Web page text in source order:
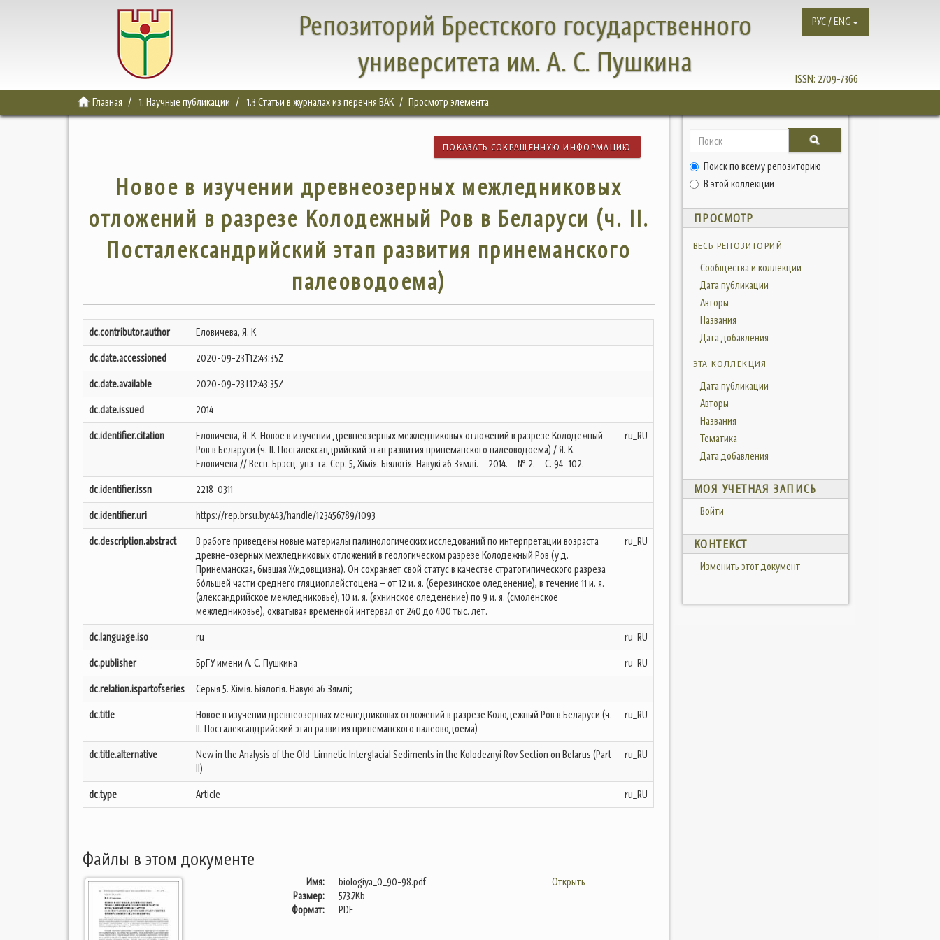
Репозиторий Брестского государственного
университета им. А. С. Пушкина
ISSN: 2709-7366
РУС / ENG
Главная 1. Научные публикации 1.3 Статьи в журналах из перечня ВАК Просмотр элемента
ПОКАЗАТЬ СОКРАЩЕННУЮ ИНФОРМАЦИЮ
Новое в изучении древнеозерных межледниковых
отложений в разрезе Колодежный Ров в Беларуси (ч. II.
Посталександрийский этап развития принеманского
палеоводоема)
dc.contributor.author
Еловичева, Я. К.
dc.date.accessioned
2020-09-23T12:43:35Z
dc.date.available
2020-09-23T12:43:35Z
dc.date.issued
2014
dc.identifier.citation
Еловичева, Я. К. Новое в изучении древнеозерных межледниковых отложений в разрезе Колодежный
Ров в Беларуси (ч. II. Посталександрийский этап развития принеманского палеоводоема) / Я. К.
Еловичева // Весн. Брэсц. унз-та. Сер. 5, Хімія. Біялогія. Навукі аб Зямлі. – 2014. – № 2. – С. 94–102.
ru_RU
dc.identifier.issn
2218-0311
dc.identifier.uri
https://rep.brsu.by:443/handle/123456789/1093
dc.description.abstract
В работе приведены новые материалы палинологических исследований по интерпретации возраста
древне-озерных межледниковых отложений в геологическом разрезе Колодежный Ров (у д.
Принеманская, бывшая Жидовщизна). Он сохраняет свой статус в качестве стратотипического разреза
бóльшей части среднего гляциоплейстоцена – от 12 и. я. (березинское оледенение), в течение 11 и. я.
(александрийское межледниковье), 10 и. я. (яхнинское оледенение) по 9 и. я. (смоленское
межледниковье), охватывая временной интервал от 240 до 400 тыс. лет.
ru_RU
dc.language.iso ru
ru_RU
dc.publisher
БрГУ имени А. С. Пушкина
ru_RU
dc.relation.ispartofseries
Серыя 5. Хімія. Біялогія. Навукі аб Зямлі;
dc.title
Новое в изучении древнеозерных межледниковых отложений в разрезе Колодежный Ров в Беларуси (ч.
II. Посталександрийский этап развития принеманского палеоводоема)
ru_RU
dc.title.alternative
New in the Analysis of the Old-Limnetic Interglacial Sediments in the Kolodeznyi Rov Section on Belarus (Part
II)
ru_RU
dc.type Article ru_RU
Файлы в этом документе
Имя:
biologiya_0_90-98.pdf
Размер:
573.7Kb
Формат:
PDF
Открыть
Поиск по всему репозиторию
В этой коллекции
ПРОСМОТР
ВЕСЬ РЕПОЗИТОРИЙ
Сообщества и коллекции
Дата публикации
Авторы
Названия
Дата добавления
ЭТА КОЛЛЕКЦИЯ
Дата публикации
Авторы
Названия
Тематика
Дата добавления
МОЯ УЧЕТНАЯ ЗАПИСЬ
Войти
КОНТЕКСТ
Изменить этот документ